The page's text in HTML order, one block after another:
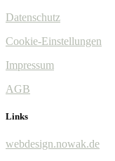
Datenschutz
Cookie-Einstellungen
Impressum
AGB
Links
webdesign.nowak.de